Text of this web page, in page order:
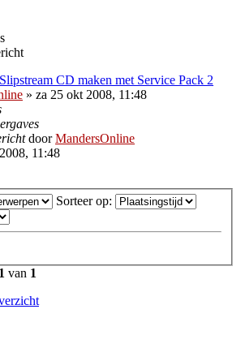
CD maken met Service Pack 2
» za 25 okt 2008, 11:48
doorMandersOnline
11:48
Sorteer op:
1 van 1